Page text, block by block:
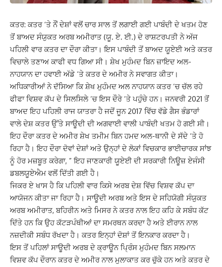
ਕਤਰ: ਕਤਰ ‘ਤੇ ਨੌਂ ਦੇਸ਼ਾਂ ਵਲੋਂ ਚਾਰ ਸਾਲ ਤੋਂ ਲਗਾਈ ਗਈ ਪਾਬੰਦੀ ਦੇ ਖਤਮ ਹੋਣ
ਤੋਂ ਬਾਅਦ ਸੰਯੁਕਤ ਅਰਬ ਅਮੀਰਾਤ (ਯੂ. ਏ. ਈ.) ਦੇ ਰਾਸ਼ਟਰਪਤੀ ਨੇ ਅੱਜ
ਪਹਿਲੀ ਵਾਰ ਕਤਰ ਦਾ ਦੌਰਾ ਕੀਤਾ। ਇਸ ਪਾਬੰਦੀ ਤੋਂ ਬਾਅਦ ਯੂਏਈ ਅਤੇ ਕਤਰ
ਵਿਚਾਲੇ ਤਣਾਅ ਕਾਫੀ ਵਧ ਗਿਆ ਸੀ। ਸ਼ੇਖ ਮੁਹੰਮਦ ਬਿਨ ਜ਼ਾਇਦ ਅਲ-
ਨਾਹਯਾਨ ਦਾ ਹਵਾਈ ਅੱਡੇ ‘ਤੇ ਕਤਰ ਦੇ ਅਮੀਰ ਨੇ ਸਵਾਗਤ ਕੀਤਾ।
ਅਧਿਕਾਰੀਆਂ ਨੇ ਦੱਸਿਆ ਕਿ ਸ਼ੇਖ ਮੁਹੰਮਦ ਅਲ ਨਾਹਯਾਨ ਕਤਰ ‘ਚ ਚੱਲ ਰਹੇ
ਫੀਫਾ ਵਿਸ਼ਵ ਕੱਪ ਦੇ ਸਿਲਸਿਲੇ ‘ਚ ਇਸ ਦੌਰੇ ‘ਤੇ ਪਹੁੰਚੇ ਹਨ। ਜਨਵਰੀ 2021 ਤੋਂ
ਬਾਅਦ ਇਹ ਪਹਿਲੀ ਰਾਜ ਯਾਤਰਾ ਹੈ ਜਦੋਂ ਜੂਨ 2017 ਵਿੱਚ ਵੱਡੇ ਗੈਸ ਭੰਡਾਰਾਂ
ਵਾਲੇ ਦੇਸ਼ ਕਤਰ ਉੱਤੇ ਸਾਊਦੀ ਦੀ ਅਗਵਾਈ ਵਾਲੀ ਪਾਬੰਦੀ ਖਤਮ ਹੋ ਗਈ ਸੀ।
ਇਹ ਦੌਰਾ ਕਤਰ ਦੇ ਅਮੀਰ ਸ਼ੇਖ ਤਮੀਮ ਬਿਨ ਹਮਦ ਅਲ-ਥਾਨੀ ਦੇ ਸੱਦੇ ‘ਤੇ ਹੋ
ਰਿਹਾ ਹੈ। ਇਹ ਦੌਰਾ ਦੋਵਾਂ ਦੇਸ਼ਾਂ ਅਤੇ ਉਨ੍ਹਾਂ ਦੇ ਲੋਕਾਂ ਵਿਚਕਾਰ ਭਾਈਚਾਰਕ ਸਾਂਝ
ਨੂੰ ਹੋਰ ਮਜ਼ਬੂਤ ​​ਕਰੇਗਾ, ” ਇਹ ਜਾਣਕਾਰੀ ਯੂਏਈ ਦੀ ਸਰਕਾਰੀ ਨਿਊਜ਼ ਏਜੰਸੀ
ਡਬਲਯੂਏਐਮ ਵਲੋਂ ਦਿੱਤੀ ਗਈ ਹੈ।
ਜਿਕਰ ਏ ਖਾਸ ਹੈ ਕਿ ਪਹਿਲੀ ਵਾਰ ਕਿਸੇ ਅਰਬ ਦੇਸ਼ ਵਿੱਚ ਵਿਸ਼ਵ ਕੱਪ ਦਾ
ਆਯੋਜਨ ਕੀਤਾ ਜਾ ਰਿਹਾ ਹੈ। ਸਾਊਦੀ ਅਰਬ ਅਤੇ ਇਸ ਦੇ ਸਹਿਯੋਗੀ ਸੰਯੁਕਤ
ਅਰਬ ਅਮੀਰਾਤ, ਬਹਿਰੀਨ ਅਤੇ ਮਿਸਰ ਨੇ ਕਤਰ ਨਾਲ ਇਹ ਕਹਿ ਕੇ ਸਬੰਧ ਕੱਟ
ਦਿੱਤੇ ਹਨ ਕਿ ਉਹ ਕੱਟੜਪੰਥੀਆਂ ਦਾ ਸਮਰਥਨ ਕਰਦਾ ਹੈ ਅਤੇ ਈਰਾਨ ਨਾਲ
ਨਜ਼ਦੀਕੀ ਸਬੰਧ ਰੱਖਦਾ ਹੈ। ਕਤਰ ਇਨ੍ਹਾਂ ਦੋਸ਼ਾਂ ਤੋਂ ਇਨਕਾਰ ਕਰਦਾ ਹੈ।
ਇਸ ਤੋਂ ਪਹਿਲਾਂ ਸਾਊਦੀ ਅਰਬ ਦੇ ਕ੍ਰਾਊਨ ਪ੍ਰਿੰਸ ਮੁਹੰਮਦ ਬਿਨ ਸਲਮਾਨ
ਵਿਸ਼ਵ ਕੱਪ ਦੌਰਾਨ ਕਤਰ ਦੇ ਅਮੀਰ ਨਾਲ ਮੁਲਾਕਾਤ ਕਰ ਚੁੱਕੇ ਹਨ ਅਤੇ ਕਤਰ ਦੇ